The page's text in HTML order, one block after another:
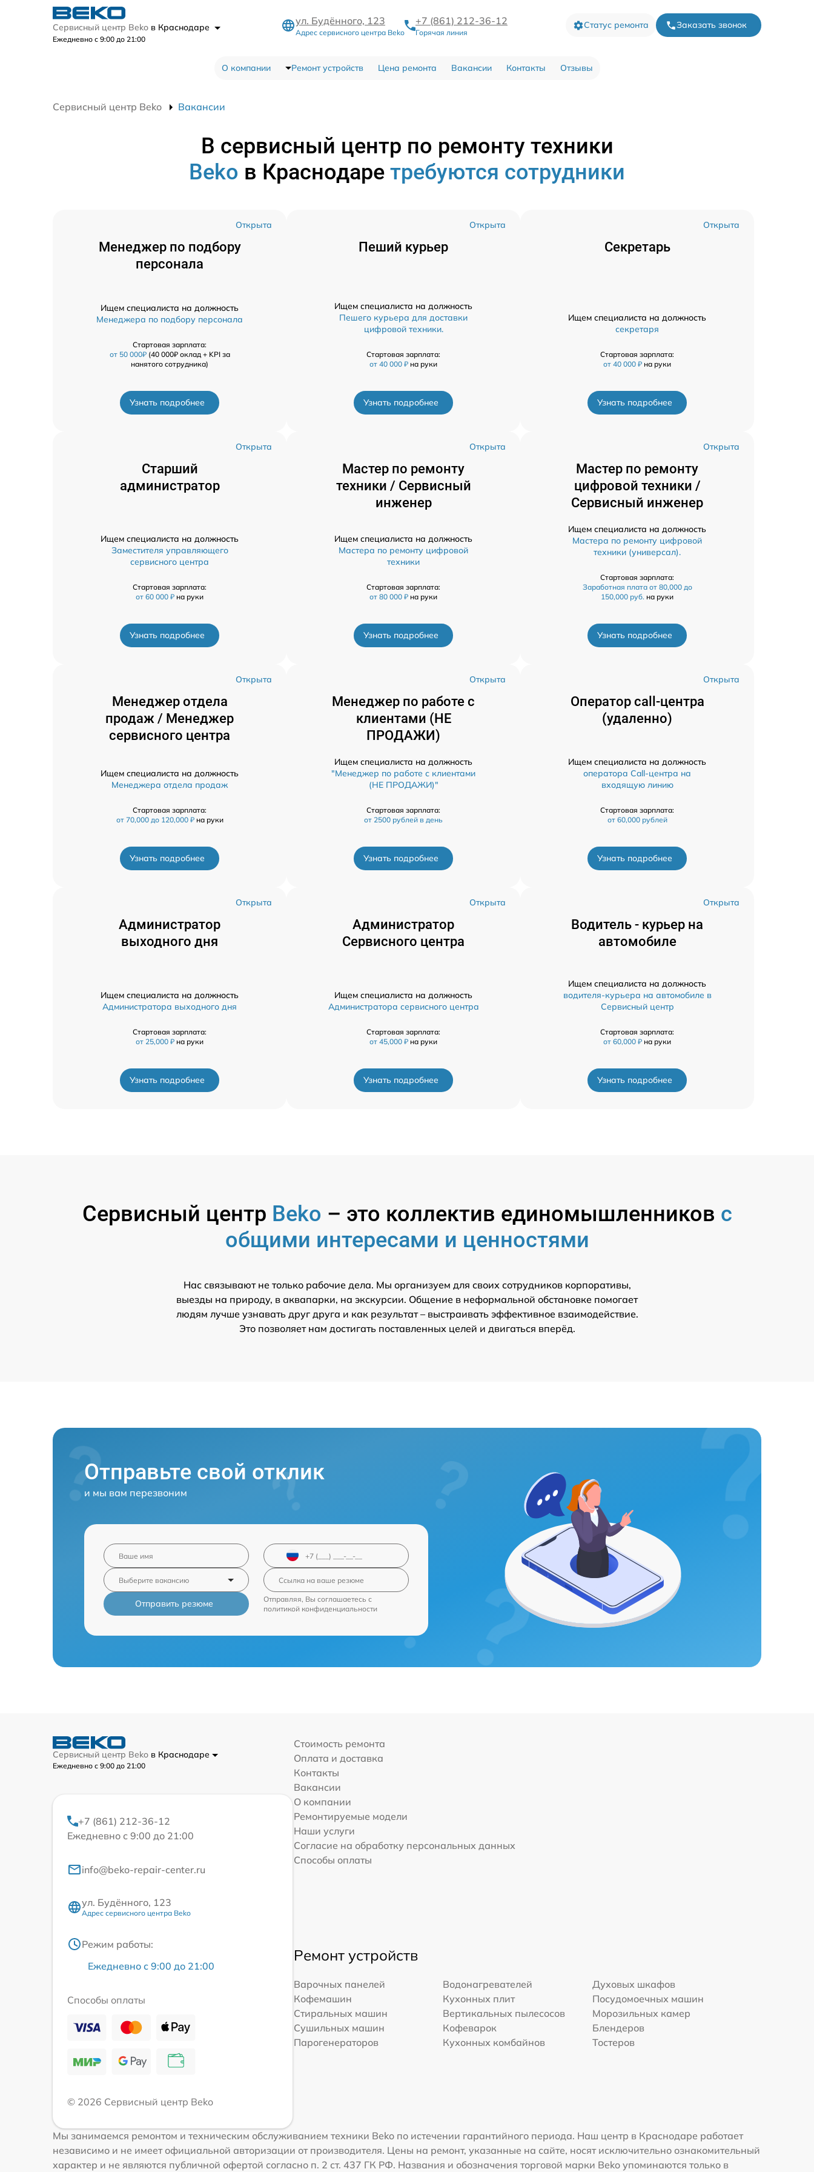
Сервисный центр Beko в Краснодаре
Ежедневно с 9:00 до 21:00
ул. Будённого, 123
Адрес сервисного центра Beko
+7 (861) 212-36-12
Горячая линия
Статус ремонта Заказать звонок
О компании Ремонт устройств Цена ремонта Вакансии Контакты Отзывы
Сервисный центр Beko Вакансии
В сервисный центр по ремонту техники
Beko в Краснодаре требуются сотрудники
Открыта
Менеджер по подбору
персонала
Ищем специалиста на должность
Менеджера по подбору персонала
Стартовая зарплата:
от 50 000₽(40 000₽ оклад + KPI за
нанятого сотрудника)
Узнать подробнее
Открыта
Пеший курьер
Ищем специалиста на должность
Пешего курьера для доставки
цифровой техники.
Стартовая зарплата:
от 40 000 ₽ на руки
Узнать подробнее
Открыта
Секретарь
Ищем специалиста на должность
секретаря
Стартовая зарплата:
от 40 000 ₽ на руки
Узнать подробнее
Открыта
Старший
администратор
Ищем специалиста на должность
Заместителя управляющего
сервисного центра
Стартовая зарплата:
от 60 000 ₽ на руки
Узнать подробнее
Открыта
Мастер по ремонту
техники / Сервисный
инженер
Ищем специалиста на должность
Мастера по ремонту цифровой
техники
Стартовая зарплата:
от 80 000 ₽ на руки
Узнать подробнее
Открыта
Мастер по ремонту
цифровой техники /
Сервисный инженер
Ищем специалиста на должность
Мастера по ремонту цифровой
техники (универсал).
Стартовая зарплата:
Заработная плата от 80,000 до
150,000 руб. на руки
Узнать подробнее
Открыта
Менеджер отдела
продаж / Менеджер
сервисного центра
Ищем специалиста на должность
Менеджера отдела продаж
Стартовая зарплата:
от 70,000 до 120,000 ₽ на руки
Узнать подробнее
Открыта
Менеджер по работе с
клиентами (НЕ
ПРОДАЖИ)
Ищем специалиста на должность
"Менеджер по работе с клиентами
(НЕ ПРОДАЖИ)"
Стартовая зарплата:
от 2500 рублей в день
Узнать подробнее
Открыта
Оператор call-центра
(удаленно)
Ищем специалиста на должность
оператора Call-центра на
входящую линию
Стартовая зарплата:
от 60,000 рублей
Узнать подробнее
Открыта
Администратор
выходного дня
Ищем специалиста на должность
Администратора выходного дня
Стартовая зарплата:
от 25,000 ₽ на руки
Узнать подробнее
Открыта
Администратор
Сервисного центра
Ищем специалиста на должность
Администратора сервисного центра
Стартовая зарплата:
от 45,000 ₽ на руки
Узнать подробнее
Открыта
Водитель - курьер на
автомобиле
Ищем специалиста на должность
водителя-курьера на автомобиле в
Сервисный центр
Стартовая зарплата:
от 60,000 ₽ на руки
Узнать подробнее
Сервисный центр Beko – это коллектив единомышленников с
общими интересами и ценностями
Нас связывают не только рабочие дела. Мы организуем для своих сотрудников корпоративы,
выезды на природу, в аквапарки, на экскурсии. Общение в неформальной обстановке помогает
людям лучше узнавать друг друга и как результат – выстраивать эффективное взаимодействие.
Это позволяет нам достигать поставленных целей и двигаться вперёд.
Отправьте свой отклик
и мы вам перезвоним
Отправить резюме
Отправляя, Вы соглашаетесь с
политикой конфиденциальности
Сервисный центр Beko в Краснодаре
Ежедневно с 9:00 до 21:00
+7 (861) 212-36-12
Ежедневно с 9:00 до 21:00
info@beko-repair-center.ru
ул. Будённого, 123
Адрес сервисного центра Beko
Режим работы:
Ежедневно с 9:00 до 21:00
Способы оплаты
© 2026 Сервисный центр Beko
Стоимость ремонта
Оплата и доставка
Контакты
Вакансии
О компании
Ремонтируемые модели
Наши услуги
Согласие на обработку персональных данных
Способы оплаты
Ремонт устройств
Варочных панелей Водонагревателей
Духовых шкафов
Кофемашин
Кухонных плит
Посудомоечных машин
Стиральных машин
Вертикальных пылесосов
Морозильных камер
Сушильных машин
Кофеварок
Блендеров
Парогенераторов
Кухонных комбайнов Тостеров
Мы занимаемся ремонтом и техническим обслуживанием техники Beko по истечении гарантийного периода. Наш центр в Краснодаре работает
независимо и не имеет официальной авторизации от производителя. Цены на ремонт, указанные на сайте, носят исключительно ознакомительный
характер и не являются публичной офертой согласно п. 2 ст. 437 ГК РФ. Названия и обозначения торговой марки Beko упоминаются только в